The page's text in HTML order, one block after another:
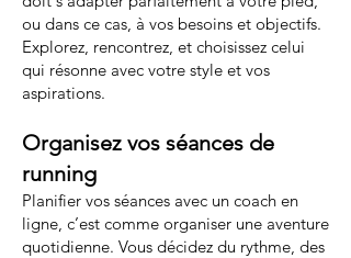
ou dans ce cas, à vos besoins et objectifs.
Explorez, rencontrez, et choisissez celui
qui résonne avec votre style et vos
aspirations.
Organisez vos séances de
running
Planifier vos séances avec un coach en
ligne, c’est comme organiser une aventure
quotidienne. Vous décidez du rythme, des